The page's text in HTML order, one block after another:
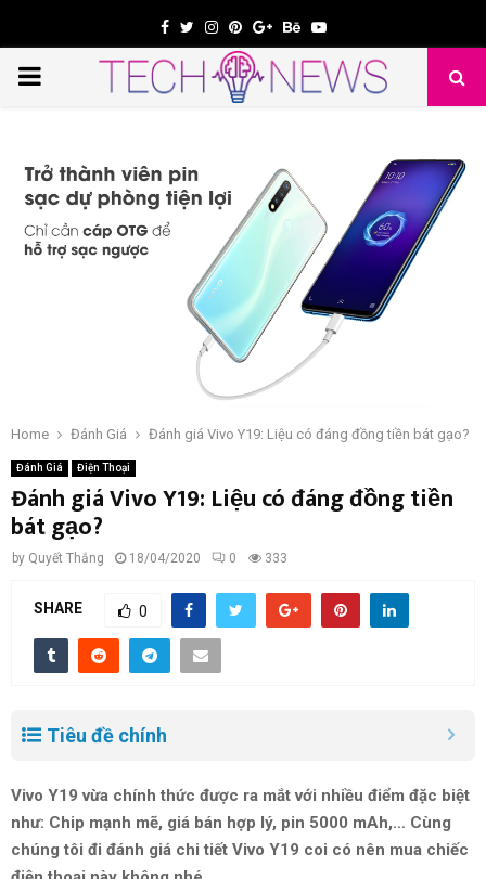
Facebook
TwitterInstagram
Pinterest
GoogleBehanceYoutube
PRIMARY
Home Đánh Giá Đánh giá Vivo Y19: Liệu có đáng đồng tiền bát gạo?
Đánh Giá Điện Thoại
Đánh giá Vivo Y19: Liệu có đáng đồng tiền
bát gạo?
by Quyết Thắng 18/04/2020 0 333
SHARE 0
Tiêu đề chính
Vivo Y19 vừa chính thức được ra mắt với nhiều điểm đặc biệt
như: Chip mạnh mẽ, giá bán hợp lý, pin 5000 mAh,… Cùng
chúng tôi đi đánh giá chi tiết Vivo Y19 coi có nên mua chiếc